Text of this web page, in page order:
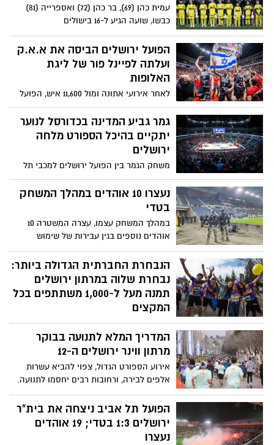
עמית כהן (69), בר כהן (72) ואספרייה (81)
כבשו, שועה הגיע ל-16 בישולים
והצהובים-שחורים רשמו חזרה גנרלית
מוצלחת לפני חצי גמר גביע המדינה. בוזגלו
צימק (76) עבור נס ציונה שירדה עוד לפני
שריקת הפתיחה
הפועל ירושלים הביסה את א.א.ק
ועלתה לפיינל פור של ליגת
האלופות
לאחר אירועי אתונה ומול 11,600 איש, הפועל
ירושלים הביסה 51:91 את א.א.ק, הבטיחה
עלייה לפיינל 4 של האלופות ותוכל לחגוג תואר
שני לאחר הגביע
גמר גביע המדינה בכדורסל לנוער
יתקיים בהיכל הספורט מלחה
ירושלים
משחק הגמר בין הפועל ירושלים למכבי תל
אביב בכדורסל יתקיימו בירושלים
נעצרו 10 אוהדים במהלך המשחק
בטדי
במהלך המשחק עצמו, עצרה המשטרה 10
אוהדים נוספים בגין עבירות של שימוש
באמצעי פירוטכניקה לעבר כר הדשא במהלך
המשחק, הפרת הסדר, קריאות הסתה
ותקיפת שוטרים
הנבחרת החברתית הגדולה ביותר:
נבחרת שלוה במרתון ירושלים
תמנה מעל ל-1,000 משתתפים בכל
המקצים
משתתפים מארה"ב, קנדה, אנגליה ומדינות
נוספות וכן חיילי צה"ל, מתנדבי מד"א, בני
נוער, ילדי שלוה ומשפחותיהם, מתנדבי
העמותה, עובדיה ובנות שירות לאומי ירכיבו
את נבחרת שלוה למרתון ירושלים, הנבחרת
המדריך המלא לתנועה בבוקר
מרתון ווינר ירושלים ה-12
אירוע הספורט הגדול, צפוי להביא עשרות
אלפים לבירה, ורחובות רבים יחסמו לתנועה.
מאות שוטרים, לוחמי מג"ב וסדרנים נערכים
לאבטחת האירוע. המדריך המלא
הפועל תל אביב ניצחה את בית"ר
ירושלים 1:3 בטדי; 19 אוהדים
נעצרו